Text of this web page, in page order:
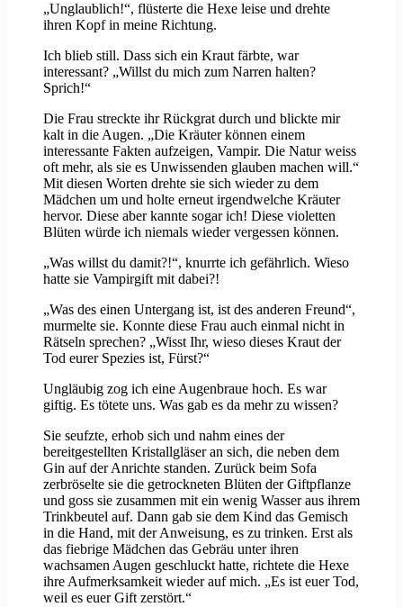
„Unglaublich!“, flüsterte die Hexe leise und drehte
ihren Kopf in meine Richtung.
Ich blieb still. Dass sich ein Kraut färbte, war
interessant? „Willst du mich zum Narren halten?
Sprich!“
Die Frau streckte ihr Rückgrat durch und blickte mir
kalt in die Augen. „Die Kräuter können einem
interessante Fakten aufzeigen, Vampir. Die Natur weiss
oft mehr, als sie es Unwissenden glauben machen will.“
Mit diesen Worten drehte sie sich wieder zu dem
Mädchen um und holte erneut irgendwelche Kräuter
hervor. Diese aber kannte sogar ich! Diese violetten
Blüten würde ich niemals wieder vergessen können.
„Was willst du damit?!“, knurrte ich gefährlich. Wieso
hatte sie Vampirgift mit dabei?!
„Was des einen Untergang ist, ist des anderen Freund“,
murmelte sie. Konnte diese Frau auch einmal nicht in
Rätseln sprechen? „Wisst Ihr, wieso dieses Kraut der
Tod eurer Spezies ist, Fürst?“
Ungläubig zog ich eine Augenbraue hoch. Es war
giftig. Es tötete uns. Was gab es da mehr zu wissen?
Sie seufzte, erhob sich und nahm eines der
bereitgestellten Kristallgläser an sich, die neben dem
Gin auf der Anrichte standen. Zurück beim Sofa
zerbröselte sie die getrockneten Blüten der Giftpflanze
und goss sie zusammen mit ein wenig Wasser aus ihrem
Trinkbeutel auf. Dann gab sie dem Kind das Gemisch
in die Hand, mit der Anweisung, es zu trinken. Erst als
das fiebrige Mädchen das Gebräu unter ihren
wachsamen Augen geschluckt hatte, richtete die Hexe
ihre Aufmerksamkeit wieder auf mich. „Es ist euer Tod,
weil es euer Gift zerstört.“